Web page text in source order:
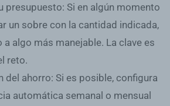
presupuesto: Si en algún momento
un sobre con la cantidad indicada,
algo más manejable. La clave es
reto.
del ahorro: Si es posible, configura
automática semanal o mensual